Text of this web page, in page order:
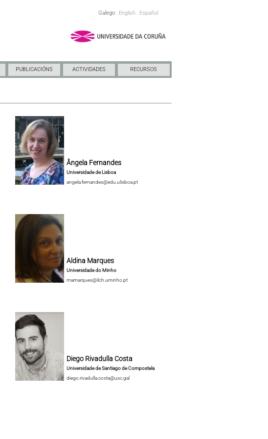
Galego English Español
PUBLICACIÓNS ACTIVIDADES RECURSOS
Ângela Fernandes
Universidade de Lisboa
angela.fernandes@edu.ulisboa.pt
Aldina Marques
Universidade do Minho
mamarques@ilch.uminho.pt
Diego Rivadulla Costa
Universidade de Santiago de Compostela
diego.rivadulla.costa@usc.gal